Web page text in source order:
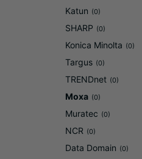
Katun (0)
SHARP (0)
Konica Minolta (0)
Targus (0)
TRENDnet (0)
Moxa (0)
Muratec (0)
NCR (0)
Data Domain (0)